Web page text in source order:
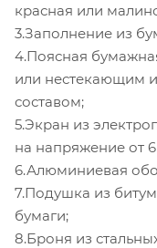
красная или
3.Заполнение из
4.Поясная
или нестекающим
составом;
5.Экран из
на напряжение от
6.Алюминиевая
7.Подушка из
бумаги;
8.Броня из